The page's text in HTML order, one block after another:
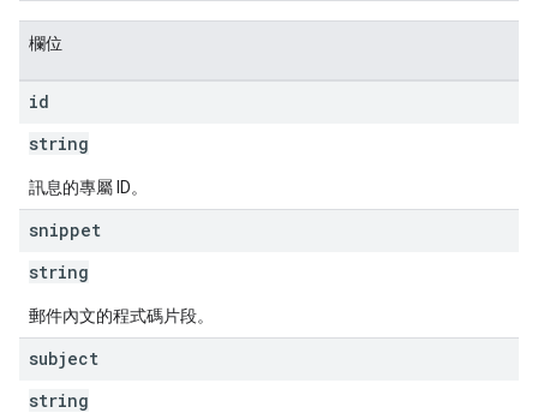
欄位
id
string
訊息的專屬 ID。
snippet
string
郵件內文的程式碼片段。
subject
string